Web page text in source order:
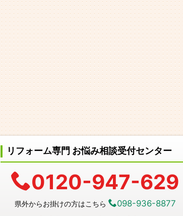
リフォーム専門 お悩み相談受付センター
0120-947-629
県外からお掛けの方はこちら 098-936-8877